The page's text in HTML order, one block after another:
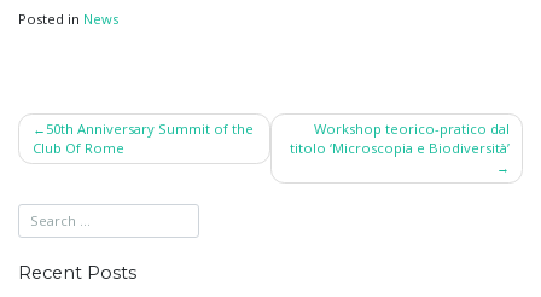
Posted in News
Post
navigation
50th Anniversary Summit of the
Club Of Rome
Workshop teorico-pratico dal
titolo ‘Microscopia e Biodiversità’
Recent Posts